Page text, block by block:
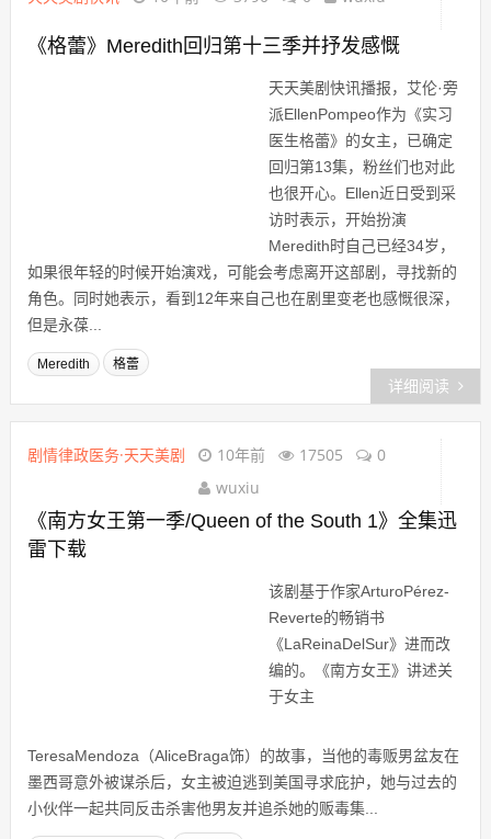
《格蕾》Meredith回归第十三季并抒发感慨
天天美剧快讯播报，艾伦·旁
派EllenPompeo作为《实习
医生格蕾》的女主，已确定
回归第13集，粉丝们也对此
也很开心。Ellen近日受到采
访时表示，开始扮演
Meredith时自己已经34岁，
如果很年轻的时候开始演戏，可能会考虑离开这部剧，寻找新的
角色。同时她表示，看到12年来自己也在剧里变老也感慨很深，
但是永葆...
Meredith 格蕾
详细阅读
剧情律政医务·天天美剧 10年前 17505
0
wuxiu
《南方女王第一季/Queen of the South 1》全集迅
雷下载
该剧基于作家ArturoPérez-
Reverte的畅销书
《LaReinaDelSur》进而改
编的。《南方女王》讲述关
于女主
TeresaMendoza（AliceBraga饰）的故事，当他的毒贩男盆友在
墨西哥意外被谋杀后，女主被迫逃到美国寻求庇护，她与过去的
小伙伴一起共同反击杀害他男友并追杀她的贩毒集...